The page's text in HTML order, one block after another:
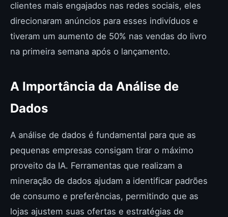
clientes mais engajados nas redes sociais, eles
direcionaram anúncios para esses indivíduos e
tiveram um aumento de 50% nas vendas do livro
na primeira semana após o lançamento.
A Importância da Análise de
Dados
A análise de dados é fundamental para que as
pequenas empresas consigam tirar o máximo
proveito da IA. Ferramentas que realizam a
mineração de dados ajudam a identificar padrões
de consumo e preferências, permitindo que as
lojas ajustem suas ofertas e estratégias de